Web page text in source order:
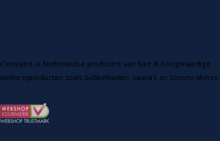
Cleopatra is Nederlandse producent van luxe & hoogwaardige
wellnessproducten zoals bubbelbaden, sauna’s en stoomcabines.